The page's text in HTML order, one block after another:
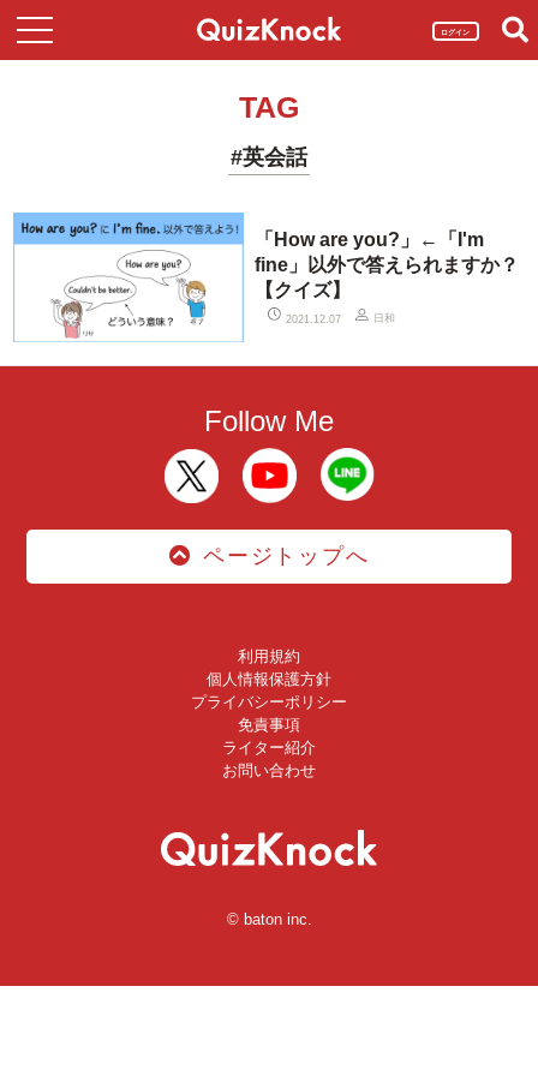
ログイン
TAG
#英会話
「How are you?」←「I'm
fine」以外で答えられますか？
【クイズ】
2021.12.07 日和
Follow Me
ページトップへ
利用規約
個人情報保護方針
プライバシーポリシー
免責事項
ライター紹介
お問い合わせ
© baton inc.